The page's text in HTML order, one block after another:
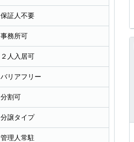
保証人不要
事務所可
２人入居可
バリアフリー
分割可
分譲タイプ
管理人常駐